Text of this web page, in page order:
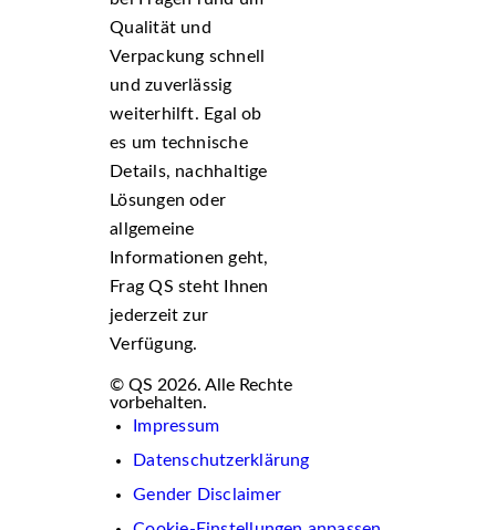
Qualität und
Verpackung schnell
und zuverlässig
weiterhilft. Egal ob
es um technische
Details, nachhaltige
Lösungen oder
allgemeine
Informationen geht,
Frag QS steht Ihnen
jederzeit zur
Verfügung.
© QS 2026. Alle Rechte
vorbehalten.
Impressum
Datenschutzerklärung
Gender Disclaimer